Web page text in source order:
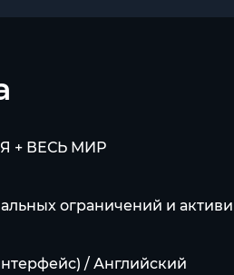
+ ВЕСЬ МИР
ограничений и
/ Английский